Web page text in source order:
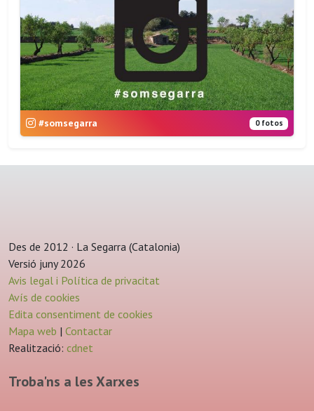
#somsegarra 0 fotos
Des de 2012 · La Segarra (Catalonia)
Versió juny 2026
Avis legal i Política de privacitat
Avís de cookies
Edita consentiment de cookies
Mapa web | Contactar
Realització: cdnet
Troba'ns a les Xarxes